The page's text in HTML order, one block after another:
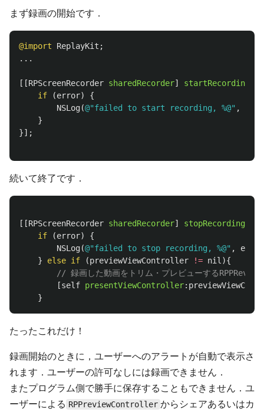
まず録画の開始です．
@import ReplayKit ;
...
[[RPScreenRecorder sharedRecorder]
if
(error)
{
NSLog(@"failed to start recording, %@" ,
}
}];
続いて終了です．
[[RPScreenRecorder sharedRecorder]
if
(error)
{
NSLog(@"failed to stop recording, %@" ,
error
}
else if (previewViewController != nil ){
// 録画した動画をトリム・プレビューする
[self presentViewController:
}
たったこれだけ！
録画開始のときに，ユーザーへのアラートが自動で表示さ
れます．ユーザーの許可なしには録画できません．
またプログラム側で勝手に保存することもできません．ユ
ーザーによる RPPreviewController からシェアあるいはカ